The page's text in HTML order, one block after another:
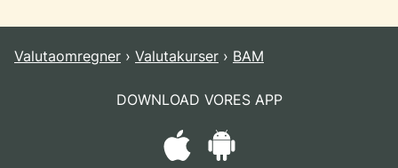
Valutaomregner Valutakurser BAM
DOWNLOAD VORES APP